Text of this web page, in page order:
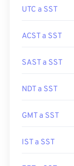
UTC a SST
ACST a SST
SAST a SST
NDT a SST
GMT a SST
IST a SST